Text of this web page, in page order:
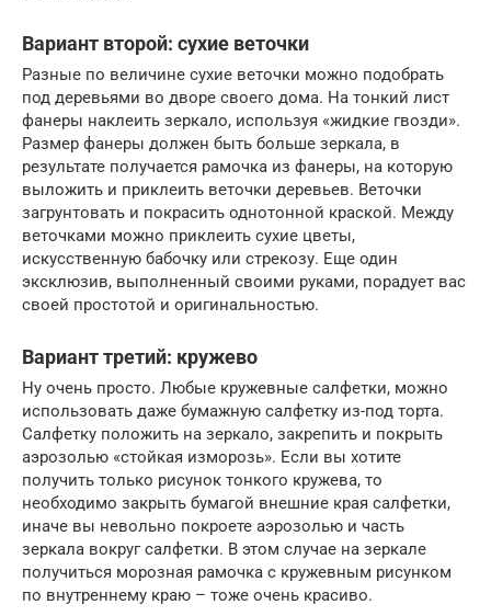
Вариант второй: сухие веточки
Разные по величине сухие веточки можно подобрать
под деревьями во дворе своего дома. На тонкий лист
фанеры наклеить зеркало, используя «жидкие гвозди».
Размер фанеры должен быть больше зеркала, в
результате получается рамочка из фанеры, на которую
выложить и приклеить веточки деревьев. Веточки
загрунтовать и покрасить однотонной краской. Между
веточками можно приклеить сухие цветы,
искусственную бабочку или стрекозу. Еще один
эксклюзив, выполненный своими руками, порадует вас
своей простотой и оригинальностью.
Вариант третий: кружево
Ну очень просто. Любые кружевные салфетки, можно
использовать даже бумажную салфетку из-под торта.
Салфетку положить на зеркало, закрепить и покрыть
аэрозолью «стойкая изморозь». Если вы хотите
получить только рисунок тонкого кружева, то
необходимо закрыть бумагой внешние края салфетки,
иначе вы невольно покроете аэрозолью и часть
зеркала вокруг салфетки. В этом случае на зеркале
получиться морозная рамочка с кружевным рисунком
по внутреннему краю – тоже очень красиво.